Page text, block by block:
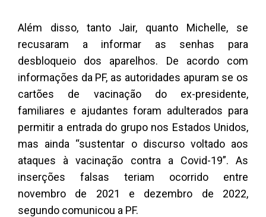
Além disso, tanto Jair, quanto Michelle, se
recusaram a informar as senhas para
desbloqueio dos aparelhos. De acordo com
informações da PF, as autoridades apuram se os
cartões de vacinação do ex-presidente,
familiares e ajudantes foram adulterados para
permitir a entrada do grupo nos Estados Unidos,
mas ainda “sustentar o discurso voltado aos
ataques à vacinação contra a Covid-19”. As
inserções falsas teriam ocorrido entre
novembro de 2021 e dezembro de 2022,
segundo comunicou a PF.